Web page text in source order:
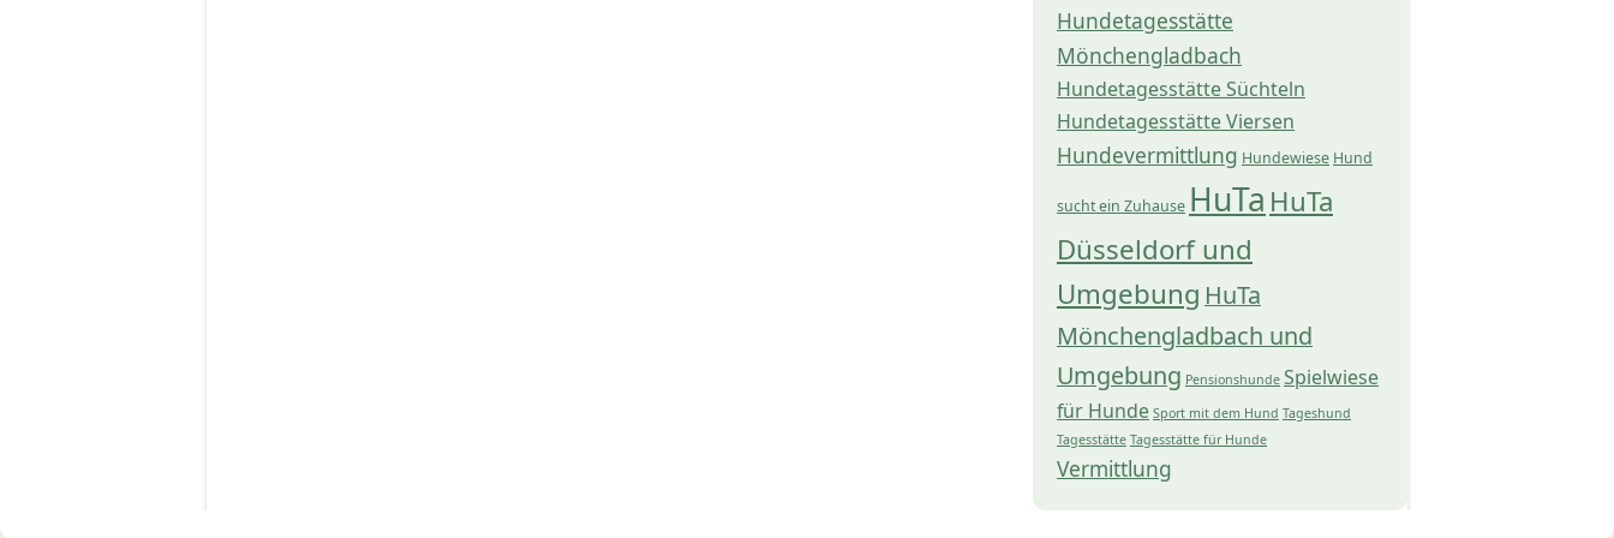
Hundetagesstätte
Mönchengladbach
Hundetagesstätte Süchteln
Hundetagesstätte Viersen
Hundevermittlung Hundewiese Hund
sucht ein Zuhause HuTa HuTa
Düsseldorf und
Umgebung HuTa
Mönchengladbach und
Umgebung Pensionshunde Spielwiese
für Hunde Sport mit dem Hund Tageshund
Tagesstätte Tagesstätte für Hunde
Vermittlung